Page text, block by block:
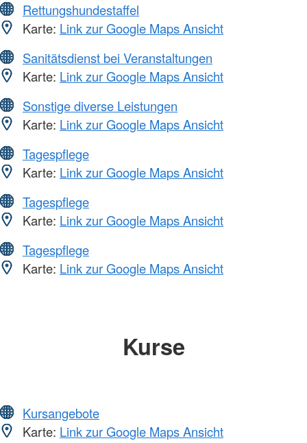
Rettungshundestaffel
Karte: Link zur Google Maps Ansicht
Sanitätsdienst bei Veranstaltungen
Karte: Link zur Google Maps Ansicht
Sonstige diverse Leistungen
Karte: Link zur Google Maps Ansicht
Tagespflege
Karte: Link zur Google Maps Ansicht
Tagespflege
Karte: Link zur Google Maps Ansicht
Tagespflege
Karte: Link zur Google Maps Ansicht
Kurse
Kursangebote
Karte: Link zur Google Maps Ansicht